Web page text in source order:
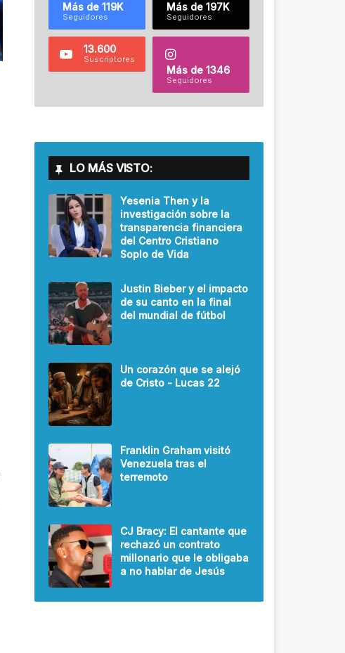
Más de 119K
Seguidores
Más de 197K
Seguidores
13.600
Suscriptores
Más de 1346
Seguidores
LO MÁS VISTO:
Yesenia Then y la
investigación sobre la
transparencia financiera
del Centro Cristiano
Soplo de Vida
Justin Bieber y el impacto
de su canto en la final
del mundial de fútbol
Un corazón que se alejó
de Cristo - Lucas 22
Franklin Graham visitó
Venezuela tras el
terremoto
CJ Bracy: El cantante que
rechazó un contrato
millonario que le obligaba
a no hablar de Jesús